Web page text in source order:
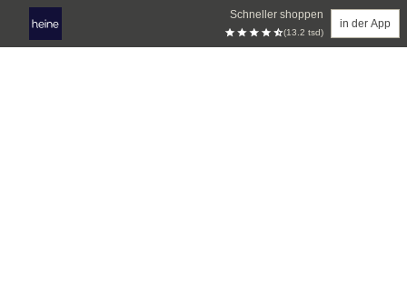
Schneller shoppen
(13.2 tsd)
in der App